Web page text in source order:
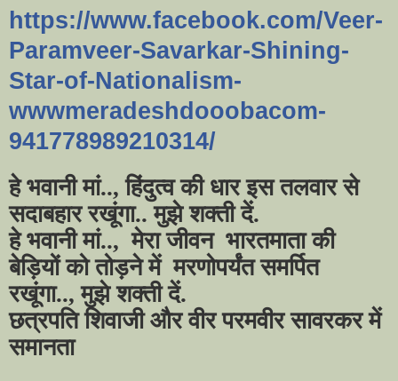
https://www.facebook.com/Veer-
Paramveer-Savarkar-Shining-
Star-of-Nationalism-
wwwmeradeshdooobacom-
941778989210314/
हे भवानी मां.., हिंदुत्व की धार इस तलवार से
सदाबहार रखूंगा.. मुझे शक्ती दें.
हे भवानी मां.., मेरा जीवन भारतमाता की
बेड़ियों को तोड़ने में मरणोपर्यंत समर्पित
रखूंगा.., मुझे शक्ती दें.
छत्रपति शिवाजी और वीर परमवीर सावरकर में
समानता